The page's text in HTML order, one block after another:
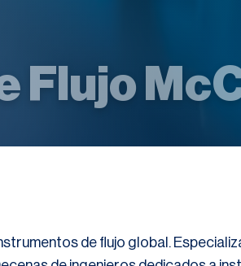
Flujo
de flujo global.